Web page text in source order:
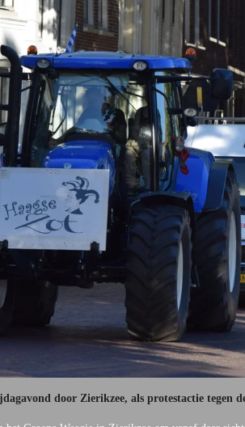
door Zierikzee, als protestactie tegen